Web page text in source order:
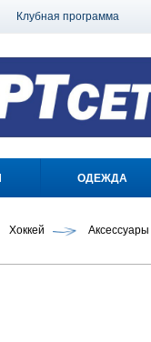
Клубная программа
ОДЕЖДА
Хоккей Аксессуары